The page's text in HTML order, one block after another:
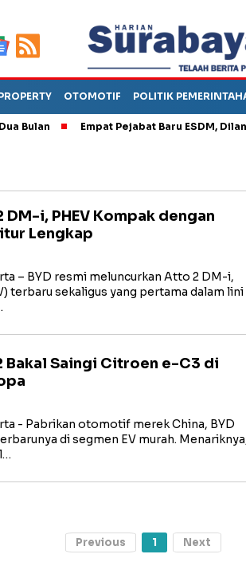
OTOMOTIF POLITIK
Empat Pejabat Baru ESDM, Dilantik
DM-i, PHEV Kompak dengan
Lengkap
– BYD resmi meluncurkan Atto 2 DM-i,
terbaru sekaligus yang pertama dalam lini
Bakal Saingi Citroen e-C3 di
- Pabrikan otomotif merek China, BYD
di segmen EV murah.
Previous 1 Next